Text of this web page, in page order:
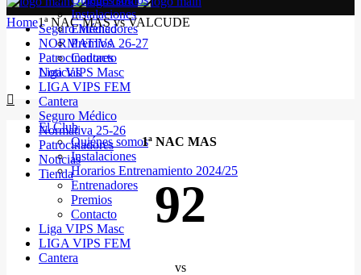
Seguro Médico
NORMATIVA 26-27
Patrocinadores
Noticias
El Club
Quiénes somos
Instalaciones
Horarios Entrenamiento 2024/25
Entrenadores
Premios
Contacto
Liga VIPS Masc
LIGA VIPS FEM
Cantera
Instalaciones
Entrenadores
Premios
Contacto
Liga VIPS Masc
LIGA VIPS FEM
Cantera
Seguro Médico
Normativa 25-26
Patrocinadores
Noticias
Tienda
Home1ª NAC MAS vs VALCUDE
1ª NAC MAS
92
vs